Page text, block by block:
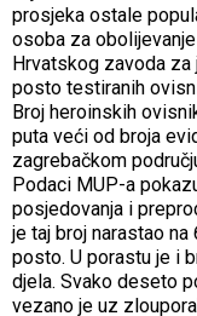
prosjeka ostale
osoba za
Hrvatskog zavoda
posto testiranih
Broj heroinskih
puta veći od broja
zagrebačkom
Podaci MUP-a
posjedovanja i
je taj broj narastao
posto. U porastu je i
djela. Svako deseto
vezano je uz